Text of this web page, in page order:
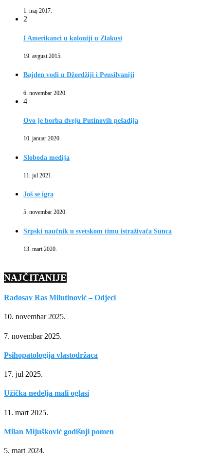
1. maj 2017.
2
I Amerikanci u koloniji u Zlakusi
19. avgust 2015.
Bajden vodi u Džordžiji i Pensilvaniji
6. novembar 2020.
4
Ovo je borba dveju Putinovih pešadija
10. januar 2020.
Sloboda medija
11. jul 2021.
Još se igra
5. novembar 2020.
Srpski naučnik u svetskom timu istraživača Sunca
13. mart 2020.
NAJČITANIJE
Radosav Ras Milutinović – Odjeci
10. novembar 2025.
7. novembar 2025.
Psihopatologija vlastodržaca
17. jul 2025.
Užička nedelja mali oglasi
11. mart 2025.
Milan Mijušković godišnji pomen
5. mart 2024.